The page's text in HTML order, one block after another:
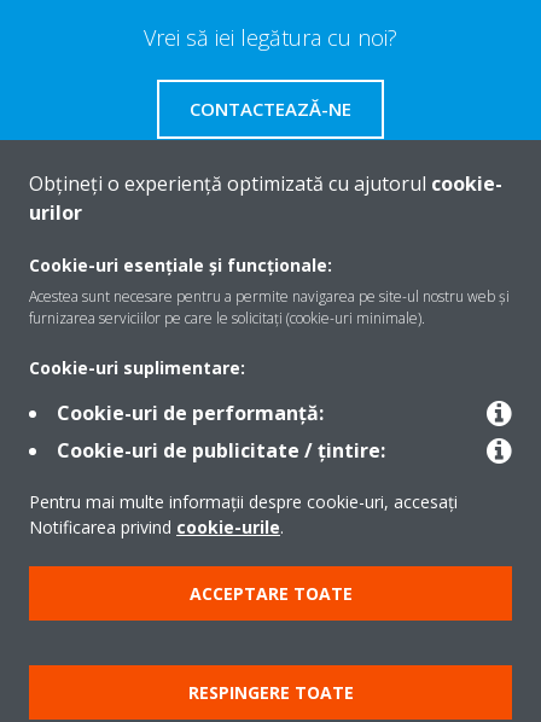
Vrei să iei legătura cu noi?
CONTACTEAZĂ-NE
Despre Daikin
Contact
Produse
Copyright © Daikin
Notă legală
Cookie Notice
Politica de protecție a datelor
Etica corporativă
Termeni şi condiţii
Obțineți o experiență optimizată cu ajutorul cookie-
urilor
Cookie-uri esențiale și funcționale:
Acestea sunt necesare pentru a permite navigarea pe site-ul nostru web și
furnizarea serviciilor pe care le solicitați (cookie-uri minimale).
Cookie-uri suplimentare:
Cookie-uri de performanță:
Cookie-uri de publicitate / țintire:
Pentru mai multe informații despre cookie-uri, accesați
Notificarea privind cookie-urile.
ACCEPTARE TOATE
RESPINGERE TOATE